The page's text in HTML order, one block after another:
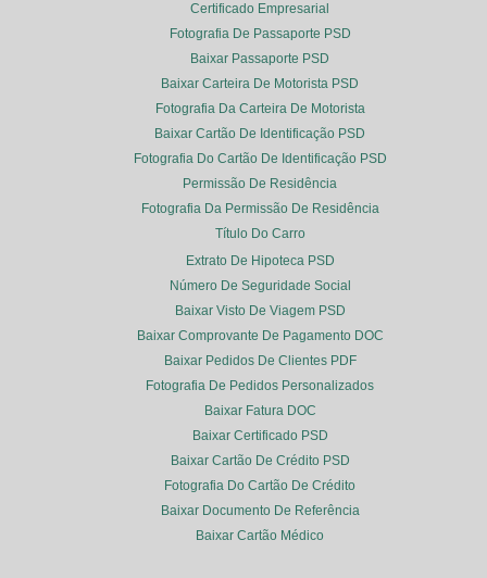
Certificado Empresarial
Fotografia De Passaporte PSD
Baixar Passaporte PSD
Baixar Carteira De Motorista PSD
Fotografia Da Carteira De Motorista
Baixar Cartão De Identificação PSD
Fotografia Do Cartão De Identificação PSD
Permissão De Residência
Fotografia Da Permissão De Residência
Título Do Carro
Extrato De Hipoteca PSD
Número De Seguridade Social
Baixar Visto De Viagem PSD
Baixar Comprovante De Pagamento DOC
Baixar Pedidos De Clientes PDF
Fotografia De Pedidos Personalizados
Baixar Fatura DOC
Baixar Certificado PSD
Baixar Cartão De Crédito PSD
Fotografia Do Cartão De Crédito
Baixar Documento De Referência
Baixar Cartão Médico